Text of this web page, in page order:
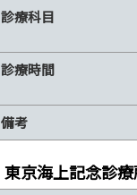
診療科目
診療時間
備考
東京海上記念診